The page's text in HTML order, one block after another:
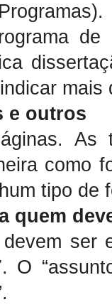
de
mais
e outros
As
como
tipo de
quem
devem ser